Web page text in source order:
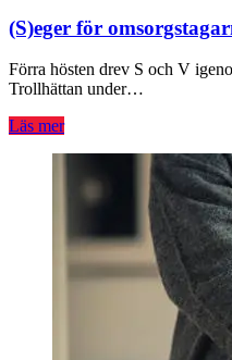
(S)eger för
Förra hösten drev S och V
Trollhättan under…
Läs mer